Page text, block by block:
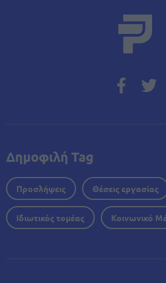
Δημοφιλή Tag
Προσλήψεις Θέσεις εργασίας
Ιδιωτικός τομέας Κοινωνικό